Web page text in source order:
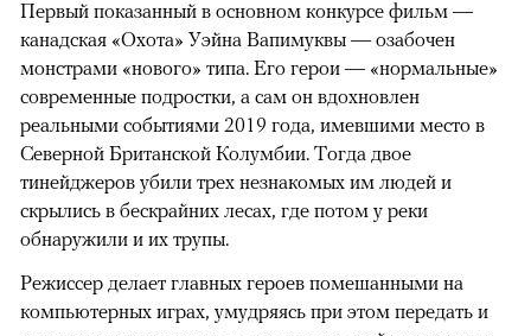
Первый показанный в основном конкурсе фильм —
канадская «Охота» Уэйна Вапимуквы — озабочен
монстрами «нового» типа. Его герои — «нормальные»
современные подростки, а сам он вдохновлен
реальными событиями 2019 года, имевшими место в
Северной Британской Колумбии. Тогда двое
тинейджеров убили трех незнакомых им людей и
скрылись в бескрайних лесах, где потом у реки
обнаружили и их трупы.
Режиссер делает главных героев помешанными на
компьютерных играх, умудряясь при этом передать и